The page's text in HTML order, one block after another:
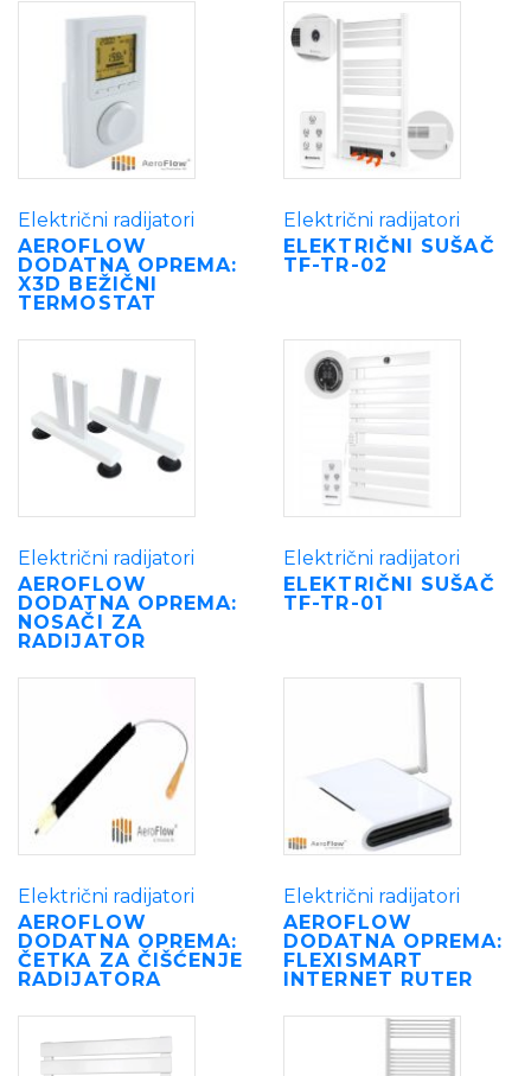
Električni radijatori
AEROFLOW
DODATNA OPREMA:
X3D BEŽIČNI
TERMOSTAT
Električni radijatori
ELEKTRIČNI SUŠAČ
TF-TR-02
Električni radijatori
AEROFLOW
DODATNA OPREMA:
NOSAČI ZA
RADIJATOR
Električni radijatori
ELEKTRIČNI SUŠAČ
TF-TR-01
Električni radijatori
AEROFLOW
DODATNA OPREMA:
ČETKA ZA ČIŠĆENJE
RADIJATORA
Električni radijatori
AEROFLOW
DODATNA OPREMA:
FLEXISMART
INTERNET RUTER